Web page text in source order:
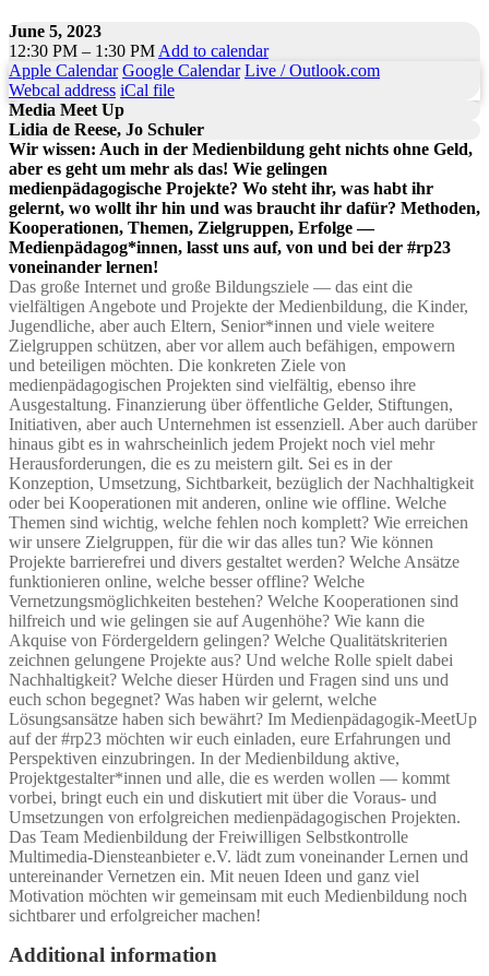
June 5, 2023
12:30 PM – 1:30 PM Add to calendar
Apple Calendar Google Calendar Live / Outlook.com
Webcal address iCal file
Media Meet Up
Lidia de Reese, Jo Schuler
Wir wissen: Auch in der Medienbildung geht nichts ohne Geld,
aber es geht um mehr als das! Wie gelingen
medienpädagogische Projekte? Wo steht ihr, was habt ihr
gelernt, wo wollt ihr hin und was braucht ihr dafür? Methoden,
Kooperationen, Themen, Zielgruppen, Erfolge —
Medienpädagog*innen, lasst uns auf, von und bei der #rp23
voneinander lernen!
Das große Internet und große Bildungsziele — das eint die
vielfältigen Angebote und Projekte der Medienbildung, die Kinder,
Jugendliche, aber auch Eltern, Senior*innen und viele weitere
Zielgruppen schützen, aber vor allem auch befähigen, empowern
und beteiligen möchten. Die konkreten Ziele von
medienpädagogischen Projekten sind vielfältig, ebenso ihre
Ausgestaltung. Finanzierung über öffentliche Gelder, Stiftungen,
Initiativen, aber auch Unternehmen ist essenziell. Aber auch darüber
hinaus gibt es in wahrscheinlich jedem Projekt noch viel mehr
Herausforderungen, die es zu meistern gilt. Sei es in der
Konzeption, Umsetzung, Sichtbarkeit, bezüglich der Nachhaltigkeit
oder bei Kooperationen mit anderen, online wie offline. Welche
Themen sind wichtig, welche fehlen noch komplett? Wie erreichen
wir unsere Zielgruppen, für die wir das alles tun? Wie können
Projekte barrierefrei und divers gestaltet werden? Welche Ansätze
funktionieren online, welche besser offline? Welche
Vernetzungsmöglichkeiten bestehen? Welche Kooperationen sind
hilfreich und wie gelingen sie auf Augenhöhe? Wie kann die
Akquise von Fördergeldern gelingen? Welche Qualitätskriterien
zeichnen gelungene Projekte aus? Und welche Rolle spielt dabei
Nachhaltigkeit? Welche dieser Hürden und Fragen sind uns und
euch schon begegnet? Was haben wir gelernt, welche
Lösungsansätze haben sich bewährt? Im Medienpädagogik-MeetUp
auf der #rp23 möchten wir euch einladen, eure Erfahrungen und
Perspektiven einzubringen. In der Medienbildung aktive,
Projektgestalter*innen und alle, die es werden wollen — kommt
vorbei, bringt euch ein und diskutiert mit über die Voraus- und
Umsetzungen von erfolgreichen medienpädagogischen Projekten.
Das Team Medienbildung der Freiwilligen Selbstkontrolle
Multimedia-Diensteanbieter e.V. lädt zum voneinander Lernen und
untereinander Vernetzen ein. Mit neuen Ideen und ganz viel
Motivation möchten wir gemeinsam mit euch Medienbildung noch
sichtbarer und erfolgreicher machen!
Additional information